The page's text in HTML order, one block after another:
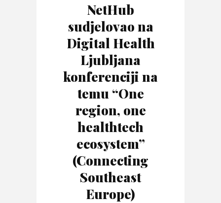
NetHub
sudjelovao na
Digital Health
Ljubljana
konferenciji na
temu “One
region, one
healthtech
ecosystem”
(Connecting
Southeast
Europe)